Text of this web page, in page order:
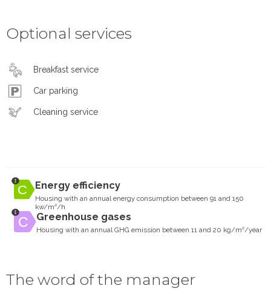
Optional services
Breakfast service
Car parking
Cleaning service
Energy efficiency
Housing with an annual energy consumption between 91 and 150
kw/m²/h
Greenhouse gases
Housing with an annual GHG emission between 11 and 20 kg/m²/year
The word of the manager